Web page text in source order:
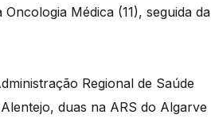
Médica (11), seguida da
Regional de Saúde
duas na ARS do Algarve